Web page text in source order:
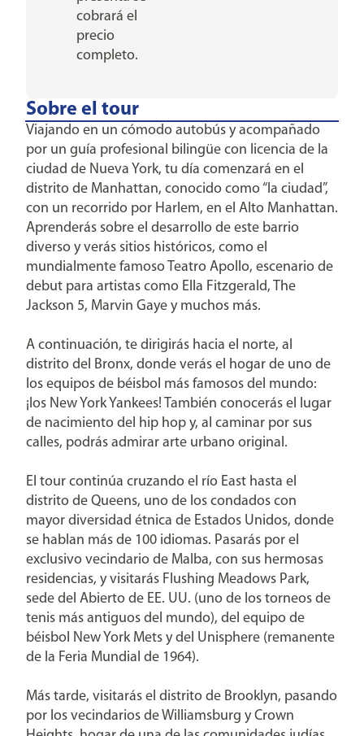
cobrará el
precio
completo.
Sobre el tour
Viajando en un cómodo autobús y acompañado
por un guía profesional bilingüe con licencia de la
ciudad de Nueva York, tu día comenzará en el
distrito de Manhattan, conocido como “la ciudad”,
con un recorrido por Harlem, en el Alto Manhattan.
Aprenderás sobre el desarrollo de este barrio
diverso y verás sitios históricos, como el
mundialmente famoso Teatro Apollo, escenario de
debut para artistas como Ella Fitzgerald, The
Jackson 5, Marvin Gaye y muchos más.
A continuación, te dirigirás hacia el norte, al
distrito del Bronx, donde verás el hogar de uno de
los equipos de béisbol más famosos del mundo:
¡los New York Yankees! También conocerás el lugar
de nacimiento del hip hop y, al caminar por sus
calles, podrás admirar arte urbano original.
El tour continúa cruzando el río East hasta el
distrito de Queens, uno de los condados con
mayor diversidad étnica de Estados Unidos, donde
se hablan más de 100 idiomas. Pasarás por el
exclusivo vecindario de Malba, con sus hermosas
residencias, y visitarás Flushing Meadows Park,
sede del Abierto de EE. UU. (uno de los torneos de
tenis más antiguos del mundo), del equipo de
béisbol New York Mets y del Unisphere (remanente
de la Feria Mundial de 1964).
Más tarde, visitarás el distrito de Brooklyn, pasando
por los vecindarios de Williamsburg y Crown